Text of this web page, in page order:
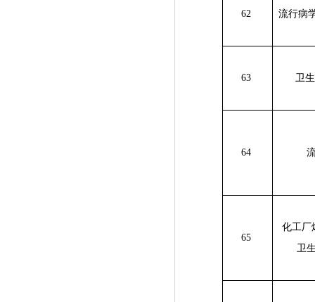
62 流行病
63 卫
64
65
化工厂
卫